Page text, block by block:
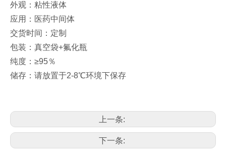
外观：粘性液体
应用：医药中间体
交货时间：定制
包装：真空袋+氟化瓶
纯度：≥95％
储存：请放置于2-8℃环境下保存
上一条:
下一条: